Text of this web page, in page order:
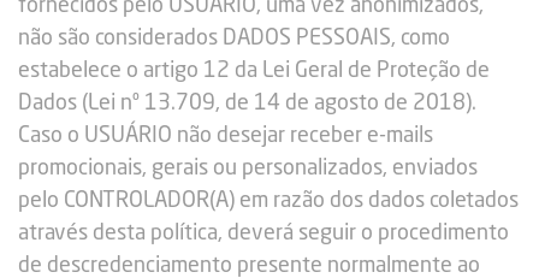
fornecidos pelo USUÁRIO, uma vez anonimizados,
não são considerados DADOS PESSOAIS, como
estabelece o artigo 12 da Lei Geral de Proteção de
Dados (Lei nº 13.709, de 14 de agosto de 2018).
Caso o USUÁRIO não desejar receber e-mails
promocionais, gerais ou personalizados, enviados
pelo CONTROLADOR(A) em razão dos dados coletados
através desta política, deverá seguir o procedimento
de descredenciamento presente normalmente ao